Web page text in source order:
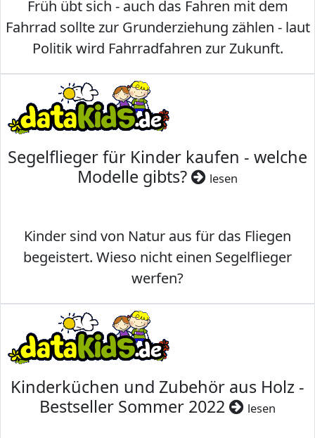
Früh übt sich - auch das Fahren mit dem
Fahrrad sollte zur Grunderziehung zählen - laut
Politik wird Fahrradfahren zur Zukunft.
Segelflieger für Kinder kaufen - welche
Modelle gibts?
lesen
Kinder sind von Natur aus für das Fliegen
begeistert. Wieso nicht einen Segelflieger
werfen?
Kinderküchen und Zubehör aus Holz -
Bestseller Sommer 2022
lesen